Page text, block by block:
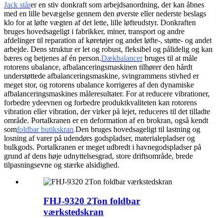
Jack stårer en stiv donkraft som arbejdsanordning, der kan åbnes
med en lille bevægelse gennem den øverste eller nederste beslags
klo for at løfte vægten af ​​det lette, lille løfteudstyr. Donkraften
bruges hovedsageligt i fabrikker, miner, transport og andre
afdelinger til reparation af køretøjer og andet løfte-, støtte- og andet
arbejde. Dens struktur er let og robust, fleksibel og pålidelig og kan
bæres og betjenes af én person.Dækbalancer bruges til at måle
rotorens ubalance, afbalanceringsmaskinen tilhører den hårdt
understøttede afbalanceringsmaskine, svingrammens stivhed er
meget stor, og rotorens ubalance korrigeres af den dynamiske
afbalanceringsmaskines måleresultater. For at reducere vibrationer,
forbedre ydeevnen og forbedre produktkvaliteten kan rotorens
vibration eller vibration, der virker på lejet, reduceres til det tilladte
område. Portalkranen er en deformation af en brokran, også kendt
somfoldbar butikskran.Den bruges hovedsageligt til lastning og
losning af varer på udendørs godspladser, materialepladser og
bulkgods. Portalkranen er meget udbredt i havnegodspladser på
grund af dens høje udnyttelsesgrad, store driftsområde, brede
tilpasningsevne og stærke alsidighed.
FHJ-9320 2Ton foldbar
værkstedskran